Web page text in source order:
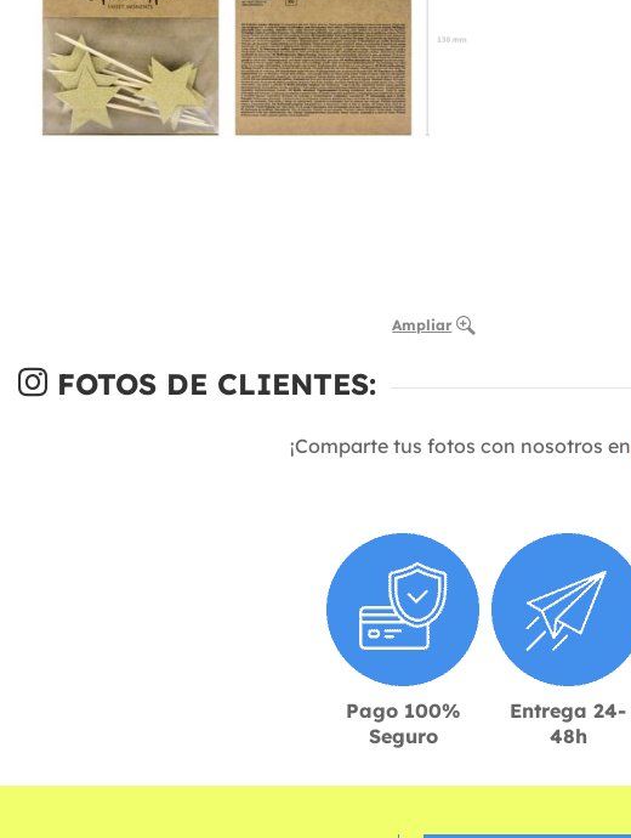
Ampliar
FOTOS DE CLIENTES:
¡Comparte tus fotos con nosotros en
Pago 100%
Seguro
Entrega 24-
48h